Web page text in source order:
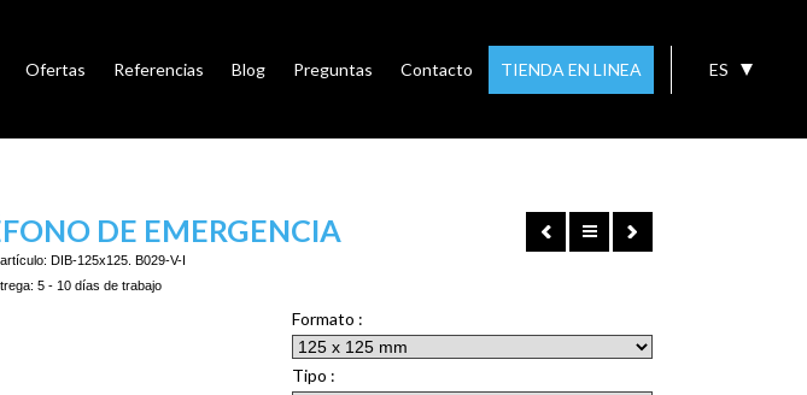
ES
Ofertas Referencias Blog Preguntas Contacto TIENDA EN LINEA
DE EMERGENCIA
DIB-125x125. B029-V-I
5 - 10 días de trabajo
Formato :
Tipo :